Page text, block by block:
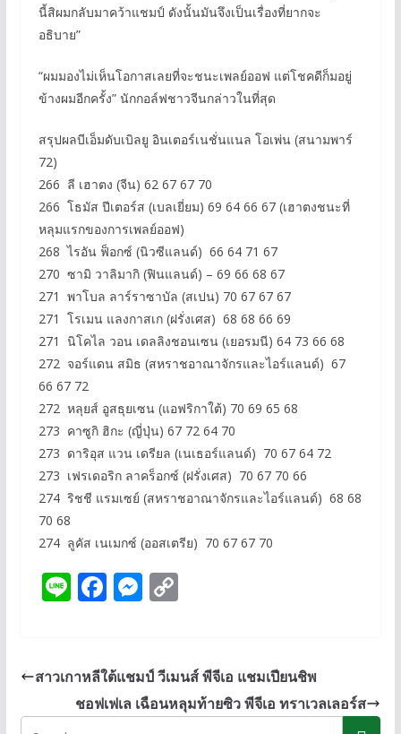
นี้สิผมกลับมาคว้าแชมป์ ดังนั้นมันจึงเป็นเรื่องที่ยากจะ
อธิบาย”
“ผมมองไม่เห็นโอกาสเลยที่จะชนะเพลย์ออฟ แต่โชคดีก็มอยู่
ข้างผมอีกครั้ง” นักกอล์ฟชาวจีนกล่าวในที่สุด
สรุปผลบีเอ็มดับเบิลยู อินเตอร์เนชั่นแนล โอเพ่น (สนามพาร์
72)
266 ลี เฮาตง (จีน) 62 67 67 70
266 โธมัส ปีเตอร์ส (เบลเยี่ยม)​ 69 64 66 67 (เฮาตงชนะที่
หลุมแรกของการเพลย์ออฟ)
268 ไรอัน ฟ็อกซ์ (นิวซีแลนด์) 66 64 71 67
270 ซามิ วาลิมากิ (ฟินแลนด์) – 69 66 68 67
271 พาโบล ลาร์ราซาบัล (สเปน) 70 67 67 67
271 โรเมน แลงกาสเก (ฝรั่งเศส) 68 68 66 69
271 นิโคไล วอน เดลลิงชอนเซน (เยอรมนี) 64 73 66 68
272 จอร์แดน สมิธ (สหราชอาณาจักรและไอร์แลนด์) 67
66 67 72
272 หลุยส์ อูสธุยเซน (แอฟริกาใต้) 70 69 65 68
273 คาซูกิ ฮิกะ (ญี่ปุ่น)​ 67 72 64 70
273 ดาริอุส แวน เดรียล (เนเธอร์แลนด์) 70 67 64 72
273 เฟรเดอริก ลาคร็อกซ์ (ฝรั่งเศส) 70 67 70 66
274 ริชชี แรมเซย์ (สหราชอาณาจักรและไอร์แลนด์) 68 68
70 68
274 ลูคัส เนเมกซ์ (ออสเตรีย) 70 67 67 70
Li F
b
o
M
e
n
C
y
Li
สาวเกาหลีใต้แชมป์ วีเมนส์ พีจีเอ แชมเปียนชิพ
ชอฟเฟเล เฉือนหลุมท้ายซิว พีจีเอ ทราเวลเลอร์ส